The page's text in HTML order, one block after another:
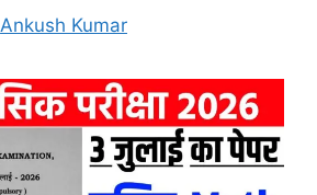
Ankush Kumar